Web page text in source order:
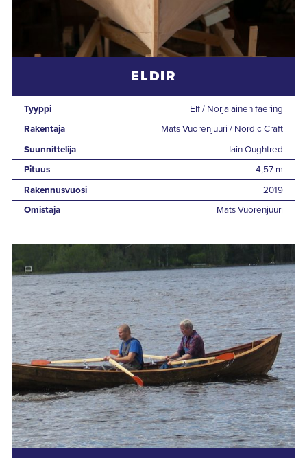
ELDIR
Tyyppi
Elf / Norjalainen faering
Rakentaja
Mats Vuorenjuuri / Nordic Craft
Suunnittelija
Iain Oughtred
Pituus
4,57 m
Rakennusvuosi
2019
Omistaja
Mats Vuorenjuuri